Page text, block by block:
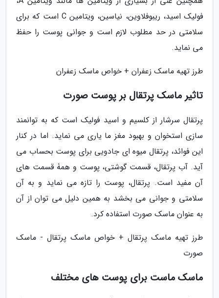
فولیک اسید، ریبوفلاوین، نیاسین، ویتامین C است که برای
سلامتی در حد مطلوب لازم است و جوانی پوست را حفظ
می نماید.
طرز تهیه ماسک زعفران + خواص ماسک زعفران
تاثیر ماسک پرتقال بر پوست صورت
پرتقال سرشار از کلسیم و اسید فولیک است که به توانمند
سازی استخوان و بهبود مغز ما یاری می نماید. اما در کنار
این فوائد، پرتقال میوه ای جادویی برای پوست بحساب می
آید. آب پرتقال، قسمت گوشتی، پوست و همۀ قسمت های
آن مفید است. پرتقال، پوست را تازه می نماید و به آن
سلامتی و جوانی می بخشد به همین دلیل می توان از آن
به عنوان ماسک صورت استفاده کرد.
طرز تهیه ماسک پرتقال + خواص ماسک پرتقال - ماسک
صورت
ماسک ماست برای پوست های مختلف